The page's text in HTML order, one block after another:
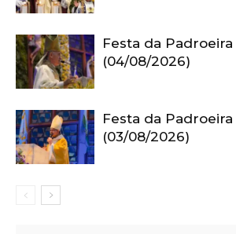
Festa da Padroeira
(04/08/2026)
Festa da Padroeira
(03/08/2026)